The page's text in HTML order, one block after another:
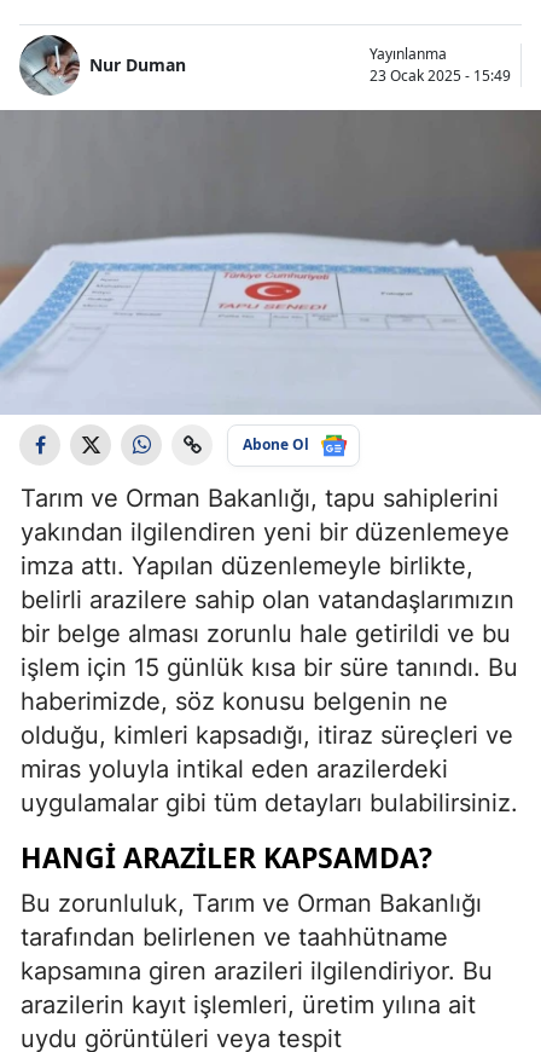
Nur Duman
Yayınlanma
23 Ocak 2025 - 15:49
Abone Ol
Tarım ve Orman Bakanlığı, tapu sahiplerini
yakından ilgilendiren yeni bir düzenlemeye
imza attı. Yapılan düzenlemeyle birlikte,
belirli arazilere sahip olan vatandaşlarımızın
bir belge alması zorunlu hale getirildi ve bu
işlem için 15 günlük kısa bir süre tanındı. Bu
haberimizde, söz konusu belgenin ne
olduğu, kimleri kapsadığı, itiraz süreçleri ve
miras yoluyla intikal eden arazilerdeki
uygulamalar gibi tüm detayları bulabilirsiniz.
HANGI ARAZILER KAPSAMDA?
Bu zorunluluk, Tarım ve Orman Bakanlığı
tarafından belirlenen ve taahhütname
kapsamına giren arazileri ilgilendiriyor. Bu
arazilerin kayıt işlemleri, üretim yılına ait
uydu görüntüleri veya tespit